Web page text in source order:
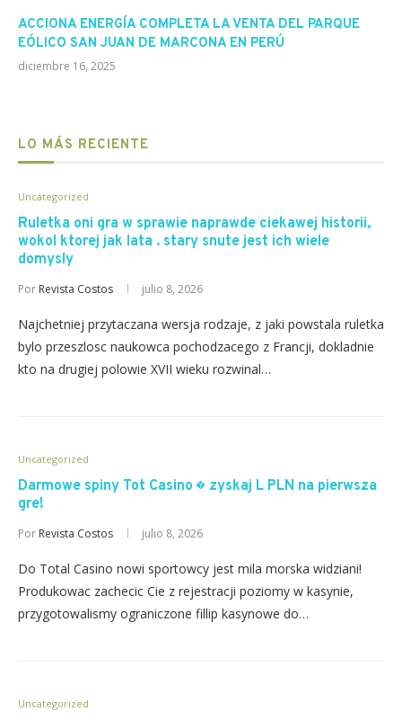
ACCIONA ENERGÍA COMPLETA LA VENTA DEL PARQUE
EÓLICO SAN JUAN DE MARCONA EN PERÚ
diciembre 16, 2025
LO MÁS RECIENTE
Uncategorized
Ruletka oni gra w sprawie naprawde ciekawej historii,
wokol ktorej jak lata . stary snute jest ich wiele
domysly
Por Revista Costos julio 8, 2026
Najchetniej przytaczana wersja rodzaje, z jaki powstala ruletka
bylo przeszlosc naukowca pochodzacego z Francji, dokladnie
kto na drugiej polowie XVII wieku rozwinal…
Uncategorized
Darmowe spiny Tot Casino � zyskaj L PLN na pierwsza
gre!
Por Revista Costos julio 8, 2026
Do Total Casino nowi sportowcy jest mila morska widziani!
Produkowac zachecic Cie z rejestracji poziomy w kasynie,
przygotowalismy ograniczone fillip kasynowe do…
Uncategorized